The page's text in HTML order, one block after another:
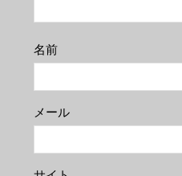
名前
メール